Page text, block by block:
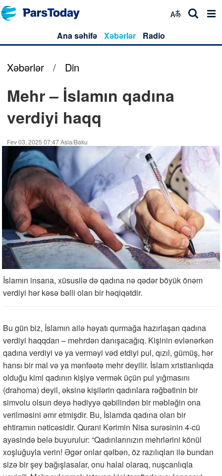
Ana səhifə Xəbərlər Radio
Xəbərlər / Din
Mehr – İslamın qadına
verdiyi haqq
Fev 03, 2025 07:47 Asia/Baku
İslamın insana, xüsusilə də qadına nə qədər böyük önəm
verdiyi hər kəsə bəlli olan bir həqiqətdir.
Bu gün biz, İslamın ailə həyatı qurmağa hazırlaşan qadına
verdiyi haqqdan – mehrdən danışacağıq. Kişinin evlənərkən
qadına verdiyi və ya verməyi vəd etdiyi pul, qızıl, gümüş, hər
hansı bir mal və ya mənfəətə mehr deyilir. İslam xristianlıqda
olduğu kimi qadının kişiyə vermək üçün pul yığmasını
(drahoma) deyil, əksinə kişilərin qadınlara rəğbətinin bir
simvolu olsun deyə hədiyyə qəbilindən bir məbləğin ona
verilməsini əmr etmişdir. Bu, İslamda qadına olan bir
ehtiramın nəticəsidir. Qurani Kərimin Nisa surəsinin 4-cü
ayəsində belə buyurulur: “Qadınlarınızın mehrlərini könül
xoşluğuyla verin! Əgər onlar qəlbən, öz razılıqları ilə bundan
sizə bir şey bağışlasalar, onu halal olaraq, nuşcanlıqla